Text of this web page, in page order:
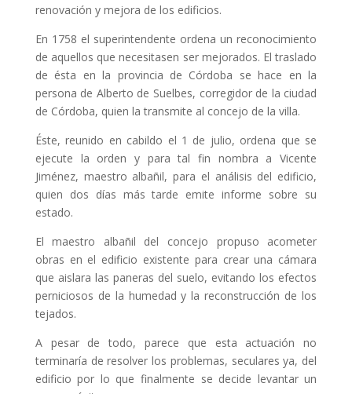
renovación y mejora de los edificios.
En 1758 el superintendente ordena un reconocimiento
de aquellos que necesitasen ser mejorados. El traslado
de ésta en la provincia de Córdoba se hace en la
persona de Alberto de Suelbes, corregidor de la ciudad
de Córdoba, quien la transmite al concejo de la villa.
Éste, reunido en cabildo el 1 de julio, ordena que se
ejecute la orden y para tal fin nombra a Vicente
Jiménez, maestro albañil, para el análisis del edificio,
quien dos días más tarde emite informe sobre su
estado.
El maestro albañil del concejo propuso acometer
obras en el edificio existente para crear una cámara
que aislara las paneras del suelo, evitando los efectos
perniciosos de la humedad y la reconstrucción de los
tejados.
A pesar de todo, parece que esta actuación no
terminaría de resolver los problemas, seculares ya, del
edificio por lo que finalmente se decide levantar un